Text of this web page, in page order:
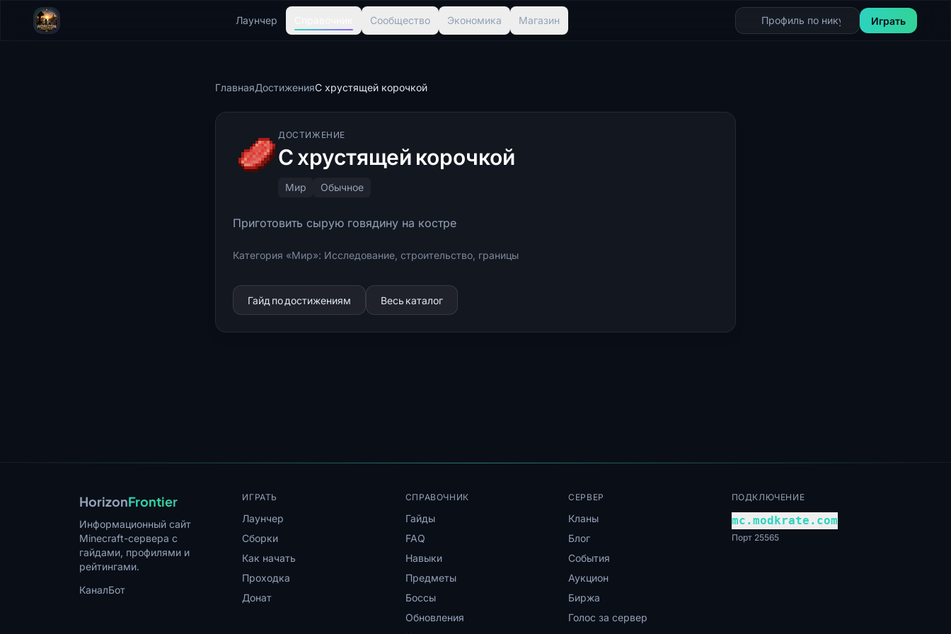
Лаунчер Сообщество Экономика Магазин Играть
ГлавнаяДостиженияС хрустящей корочкой
ДОСТИЖЕНИЕ
С хрустящей корочкой
Мир Обычное
Приготовить сырую говядину на костре
Категория «Мир»: Исследование, строительство, границы
Гайд по достижениям Весь каталог
HorizonFrontier
Информационный сайт
Minecraft-сервера с
гайдами, профилями и
рейтингами.
КаналБот
ИГРАТЬ
Лаунчер
Сборки
Как начать
Проходка
Донат
СПРАВОЧНИК
Гайды
FAQ
Навыки
Предметы
Боссы
Обновления
СЕРВЕР
Кланы
Блог
События
Аукцион
Биржа
Голос за сервер
ПОДКЛЮЧЕНИЕ
mc.modkrate.com
Порт 25565